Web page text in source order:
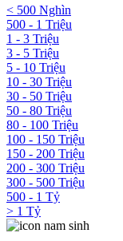
< 500 Nghìn
500 - 1 Triệu
1 - 3 Triệu
3 - 5 Triệu
5 - 10 Triệu
10 - 30 Triệu
30 - 50 Triệu
50 - 80 Triệu
80 - 100 Triệu
100 - 150 Triệu
150 - 200 Triệu
200 - 300 Triệu
300 - 500 Triệu
500 - 1 Tỷ
> 1 Tỷ